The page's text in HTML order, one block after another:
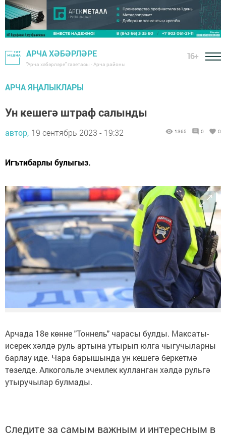
АРЧА ХӘБӘРЛӘРЕ
"Арча хәбәрләре" газетасы - Арча районы
16+
АРЧА ЯҢАЛЫКЛАРЫ
Ун кешегә штраф салынды
автор, 19 сентябрь 2023 - 19:32 1365 0 0
Игътибарлы булыгыз.
Арчада 18е көнне "Тоннель" чарасы булды. Максаты-
исерек хәлдә руль артына утырып юлга чыгучыларны
барлау иде. Чара барышында ун кешегә беркетмә
төзелде. Алкогольле эчемлек кулланган хәлдә рульгә
утыручылар булмады.
Следите за самым важным и интересным в